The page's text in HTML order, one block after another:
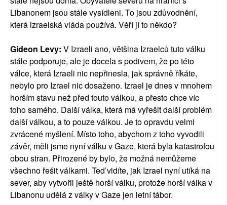
Libanonem jsou stále vysídleni. To jsou zdůvodnění,
která izraelská vláda používá. Věří jí to někdo?
Gideon Levy: V Izraeli ano, většina Izraelců tuto válku
stále podporuje, ale je docela s podivem, že po této
válce, která Izraeli nic nepřinesla, jak správně říkáte,
nebylo pro Izrael nic dosaženo. Izrael je dnes v mnohem
horším stavu než před touto válkou, a přesto chce víc
toho samého. Další válka, která má vyřešit další problém
další válkou, a to pouze válkou. Je to opravdu velmi
zvrácené myšlení. Místo toho, abychom z toho vyvodili
závěr, měli jsme nyní válku v Gaze, která byla katastrofou
obou stran. Přirozené by bylo, že možná nemůžeme
všechno řešit válkami. Teď vidíte, jak Izrael nyní utíká na
sever, aby vytvořil ještě horší válku, protože horší válka v
Libanonu udělá z války v Gaze jen letní tábor.